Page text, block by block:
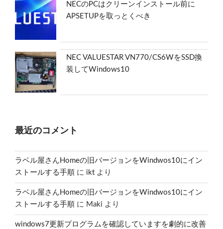
NECのPCはクリーンインストール前に
APSETUPを取っとくべき
NEC VALUESTAR VN770/CS6WをSSD換
装してWindows10
最近のコメント
ラベル屋さんHomeの旧バージョンをWindwos10にイン
ストールする手順 に ikt より
ラベル屋さんHomeの旧バージョンをWindwos10にイン
ストールする手順 に Maki より
windows7更新プログラムを確認していますを劇的に改善